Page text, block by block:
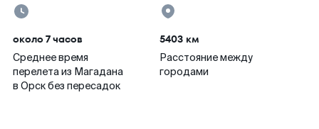
около 7 часов
Среднее время
перелета из Магадана
в Орск без пересадок
5403 км
Расстояние между
городами